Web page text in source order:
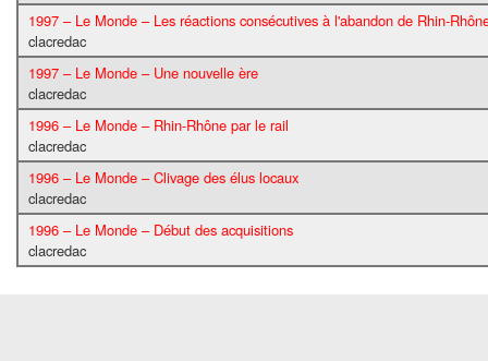
1997 – Le Monde – Les réactions consécutives à l'abandon de Rhin-
clacredac
1997 – Le Monde – Une nouvelle ère
clacredac
1996 – Le Monde – Rhin-Rhône par le rail
clacredac
1996 – Le Monde – Clivage des élus locaux
clacredac
1996 – Le Monde – Début des acquisitions
clacredac